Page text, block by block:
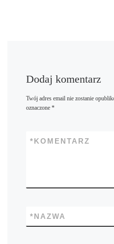
Dodaj komentarz
Twój adres email nie zostanie
oznaczone *
KOMENTARZ
*
NAZWA
*